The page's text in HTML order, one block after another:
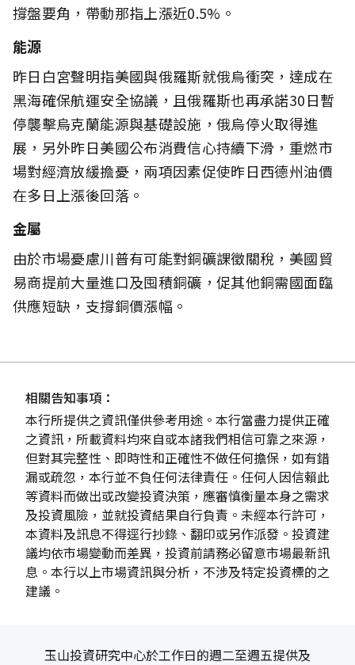
撐盤要角，帶動那指上漲近0.5%。
能源
昨日白宮聲明指美國與俄羅斯就俄烏衝突，達成在
黑海確保航運安全協議，且俄羅斯也再承諾30日暫
停襲擊烏克蘭能源與基礎設施，俄烏停火取得進
展，另外昨日美國公布消費信心持續下滑，重燃市
場對經濟放緩擔憂，兩項因素促使昨日西德州油價
在多日上漲後回落。
金屬
由於市場憂慮川普有可能對銅礦課徵關稅，美國貿
易商提前大量進口及囤積銅礦，促其他銅需國面臨
供應短缺，支撐銅價漲幅。
相關告知事項：
本行所提供之資訊僅供參考用途。本行當盡力提供正確
之資訊，所載資料均來自或本諸我們相信可靠之來源，
但對其完整性、即時性和正確性不做任何擔保，如有錯
漏或疏忽，本行並不負任何法律責任。任何人因信賴此
等資料而做出或改變投資決策，應審慎衡量本身之需求
及投資風險，並就投資結果自行負責。未經本行許可，
本資料及訊息不得逕行抄錄、翻印或另作派發。投資建
議均依市場變動而差異，投資前請務必留意市場最新訊
息。本行以上市場資訊與分析，不涉及特定投資標的之
建議。
玉山投資研究中心於工作日的週二至週五提供及